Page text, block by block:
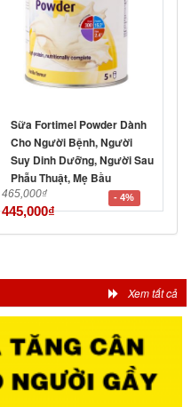
Sữa Fortimel Powder Dành
Cho Người Bệnh, Người
Suy Dinh Dưỡng, Người Sau
Phẫu Thuật, Mẹ Bầu
465,000₫
445,000₫
- 4%
Xem tất cả